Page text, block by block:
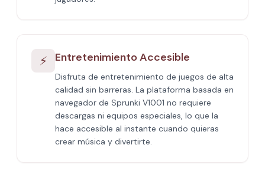
⚡ Entretenimiento Accesible
Disfruta de entretenimiento de juegos de alta
calidad sin barreras. La plataforma basada en
navegador de Sprunki V1001 no requiere
descargas ni equipos especiales, lo que la
hace accesible al instante cuando quieras
crear música y divertirte.